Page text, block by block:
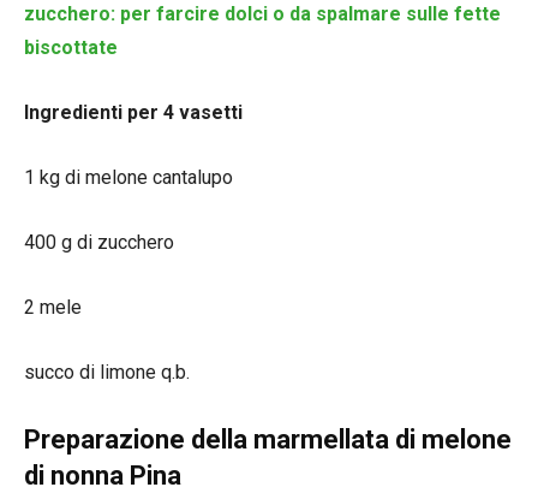
zucchero: per farcire dolci o da spalmare sulle fette
biscottate
Ingredienti per 4 vasetti
1 kg di melone cantalupo
400 g di zucchero
2 mele
succo di limone q.b.
Preparazione della marmellata di melone
di nonna Pina